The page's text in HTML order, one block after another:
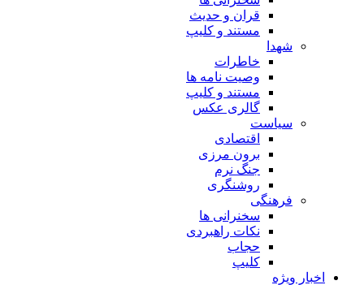
قران و حدیث
مستند و کلیپ
شهدا
خاطرات
وصیت نامه ها
مستند و کلیپ
گالری عکس
سیاست
اقتصادی
برون مرزی
جنگ نرم
روشنگری
فرهنگی
سخنرانی ها
نکات راهبردی
حجاب
کلیپ
اخبار ویژه